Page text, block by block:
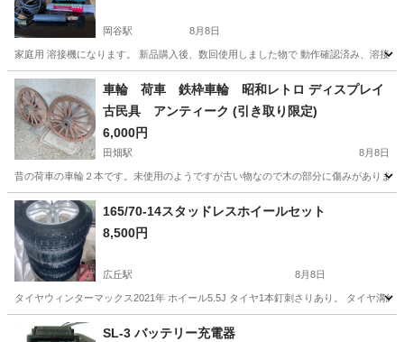
岡谷駅 8月8日
家庭用 溶接機になります。 新品購入後、数回使用しました物で 動作確認済み、溶接
長野 岡谷市 岡谷駅 その他 溶接機
車輪 荷車 鉄枠車輪 昭和レトロ ディスプレイ
古民具 アンティーク (引き取り限定)
6,000円
田畑駅 8月8日
昔の荷車の車輪２本です。未使用のようですが古い物なので木の部分に傷みがありま
長野 上伊那郡 タイヤ、ホイール
165/70-14スタッドレスホイールセット
8,500円
広丘駅 8月8日
タイヤウィンターマックス2021年 ホイール5.5J タイヤ1本釘刺さりあり。 タイヤ溝
長野 塩尻市 タイヤ、ホイール
SL-3 バッテリー充電器